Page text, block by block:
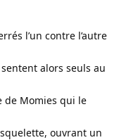
l’un contre l’autre
alors seuls au
de Momies qui le
ouvrant un